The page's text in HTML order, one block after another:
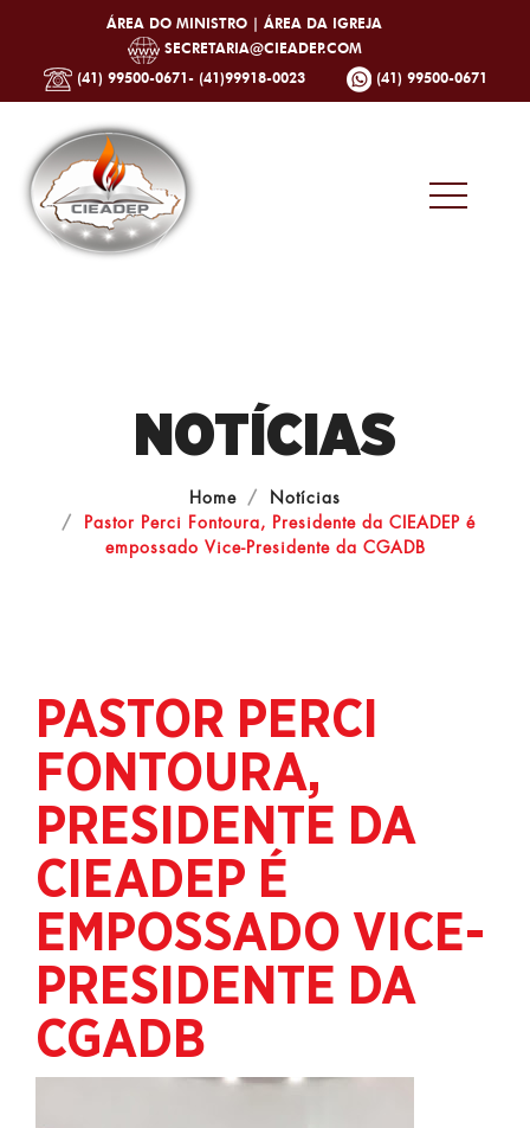
ÁREA DO MINISTRO | ÁREA DA IGREJA
SECRETARIA@CIEADEP.COM
(41) 99500-0671- (41)99918-0023
(41) 99500-0671
NOTÍCIAS
Home
Notícias
Pastor Perci Fontoura, Presidente da CIEADEP é
empossado Vice-Presidente da CGADB
PASTOR PERCI
FONTOURA,
PRESIDENTE DA
CIEADEP É
EMPOSSADO VICE-
PRESIDENTE DA
CGADB